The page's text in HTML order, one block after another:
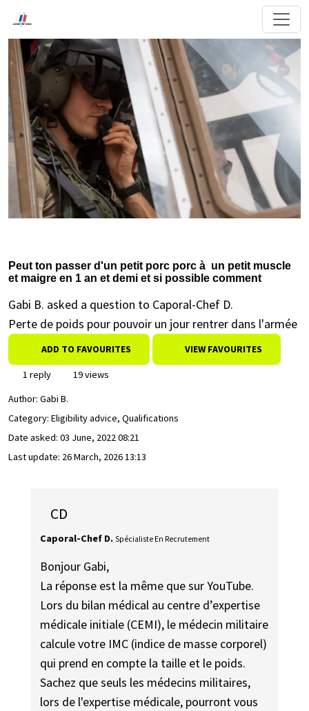
Peut ton passer d'un petit porc porc à un petit muscle
et maigre en 1 an et demi et si possible comment
Gabi B. asked a question to Caporal-Chef D.
Perte de poids pour pouvoir un jour rentrer dans l'armée
ADD TO FAVOURITES VIEW FAVOURITES
1 reply
19 views
Author: Gabi B.
Category: Eligibility advice, Qualifications
Date asked: 03 June, 2022 08:21
Last update: 26 March, 2026 13:13
CD
Caporal-Chef D. Spécialiste En Recrutement
Bonjour Gabi,
La réponse est la même que sur YouTube.
Lors du bilan médical au centre d’expertise
médicale initiale (CEMI), le médecin militaire
calcule votre IMC (indice de masse corporel)
qui prend en compte la taille et le poids.
Sachez que seuls les médecins militaires,
lors de l'expertise médicale, pourront vous